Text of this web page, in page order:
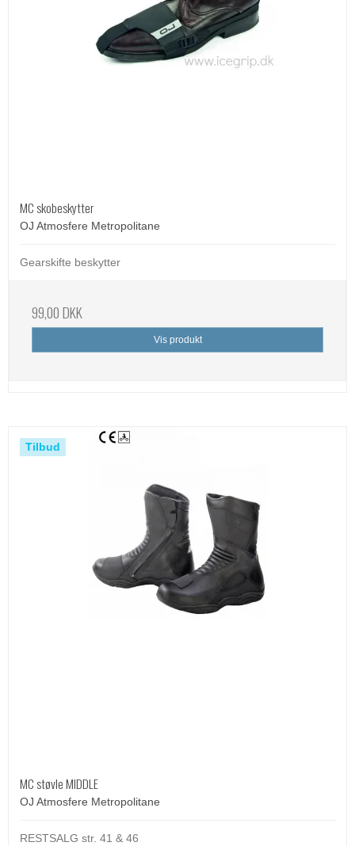
MC skobeskytter
OJ Atmosfere Metropolitane
Gearskifte beskytter
99,00 DKK
Vis produkt
Tilbud
MC støvle MIDDLE
OJ Atmosfere Metropolitane
RESTSALG str. 41 & 46